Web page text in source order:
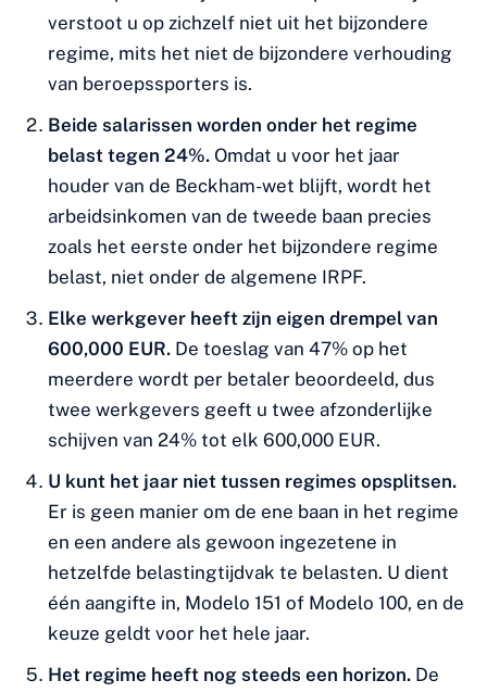
verstoot u op zichzelf niet uit het bijzondere
regime, mits het niet de bijzondere verhouding
van beroepssporters is.
Beide salarissen worden onder het regime
belast tegen 24%. Omdat u voor het jaar
houder van de Beckham-wet blijft, wordt het
arbeidsinkomen van de tweede baan precies
zoals het eerste onder het bijzondere regime
belast, niet onder de algemene IRPF.
Elke werkgever heeft zijn eigen drempel van
600,000 EUR. De toeslag van 47% op het
meerdere wordt per betaler beoordeeld, dus
twee werkgevers geeft u twee afzonderlijke
schijven van 24% tot elk 600,000 EUR.
U kunt het jaar niet tussen regimes opsplitsen.
Er is geen manier om de ene baan in het regime
en een andere als gewoon ingezetene in
hetzelfde belastingtijdvak te belasten. U dient
één aangifte in, Modelo 151 of Modelo 100, en de
keuze geldt voor het hele jaar.
Het regime heeft nog steeds een horizon. De